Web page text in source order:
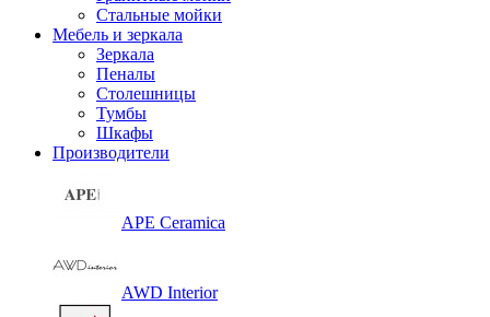
Стальные мойки
Мебель и зеркала
Зеркала
Пеналы
Столешницы
Тумбы
Шкафы
Производители
APE Ceramica
AWD Interior